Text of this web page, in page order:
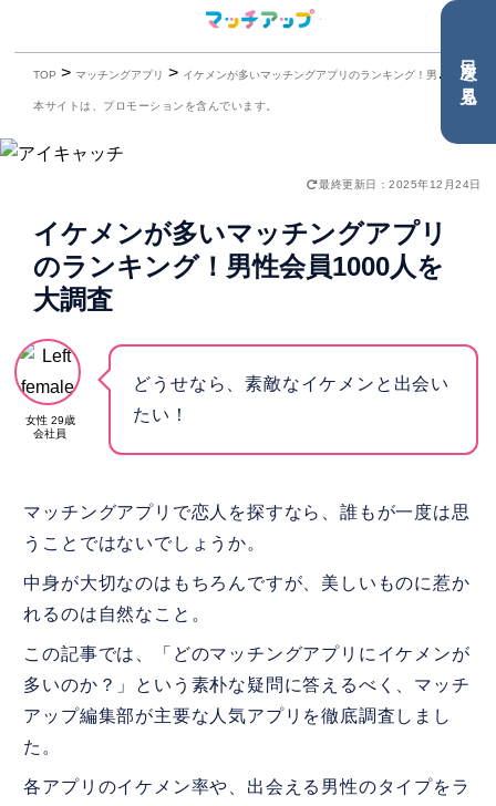
TOP >マッチングアプリ > イケメンが多いマッチングアプリのランキング！男性会員1000人を大調査
本サイトは、プロモーションを含んでいます。
最終更新日：2025年12月24日
イケメンが多いマッチングアプリ
のランキング！男性会員1000人を
大調査
目次を見る
女性 29歳
会社員
どうせなら、素敵なイケメンと出会い
たい！
マッチングアプリで恋人を探すなら、誰もが一度は思
うことではないでしょうか。
中身が大切なのはもちろんですが、美しいものに惹か
れるのは自然なこと。
この記事では、「どのマッチングアプリにイケメンが
多いのか？」という素朴な疑問に答えるべく、マッチ
アップ編集部が主要な人気アプリを徹底調査しまし
た。
各アプリのイケメン率や、出会える男性のタイプをラ